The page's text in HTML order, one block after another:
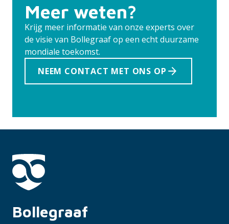
Meer weten?
Krijg meer informatie van onze experts over
de visie van Bollegraaf op een echt duurzame
mondiale toekomst.
NEEM CONTACT MET ONS OP
Bollegraaf